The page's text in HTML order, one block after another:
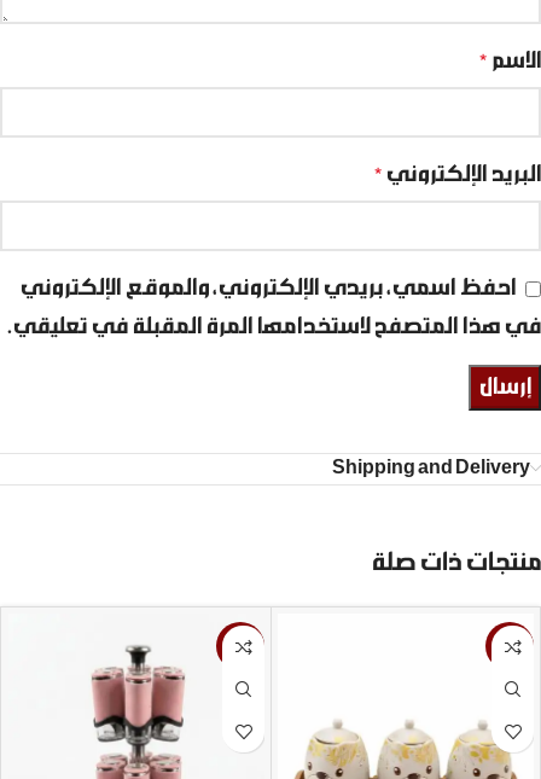
الاسم *
البريد الإلكتروني *
احفظ اسمي، بريدي الإلكتروني، والموقع الإلكتروني
في هذا المتصفح لاستخدامها المرة المقبلة في تعليقي.
Shipping and Delivery
منتجات ذات صلة
-13%
-26%